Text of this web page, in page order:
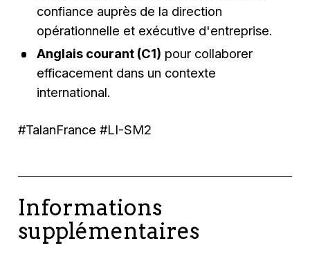
confiance auprès de la direction
opérationnelle et exécutive d'entreprise.
Anglais courant (C1) pour collaborer
efficacement dans un contexte
international.
#TalanFrance #LI-SM2
Informations
supplémentaires